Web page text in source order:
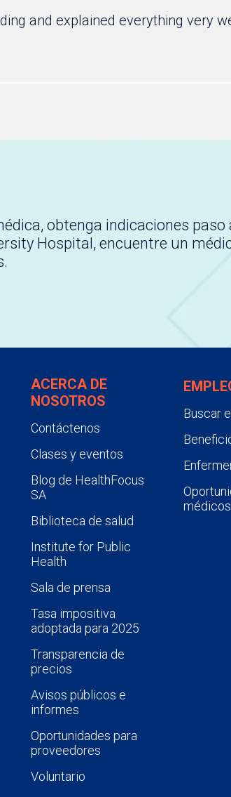
and explained everything very
obtenga indicaciones paso
Hospital, encuentre un
ACERCA DE
NOSOTROS
Contáctenos
Clases y eventos
Blog de HealthFocus
SA
Biblioteca de salud
Institute for Public
Health
Sala de prensa
Tasa impositiva
adoptada para 2025
Transparencia de
precios
Avisos públicos e
informes
Oportunidades para
proveedores
Voluntario
Buscar
médicos